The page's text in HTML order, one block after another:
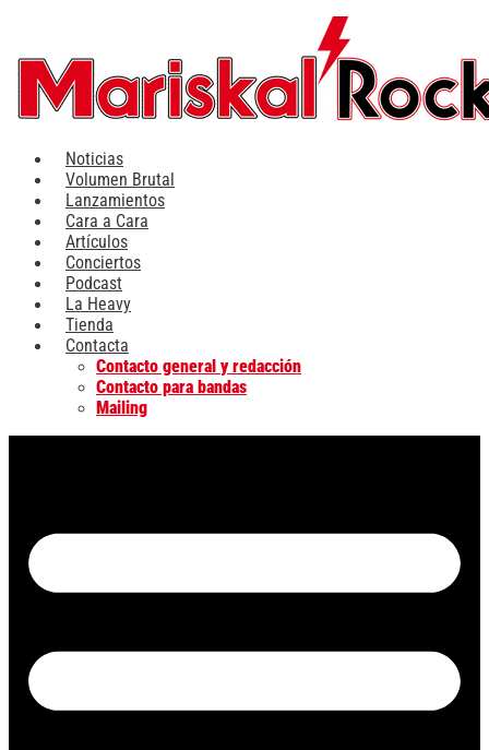
contenido
Noticias
Volumen Brutal
Lanzamientos
Cara a Cara
Artículos
Conciertos
Podcast
La Heavy
Tienda
Contacta
Contacto general y redacción
Contacto para bandas
Mailing